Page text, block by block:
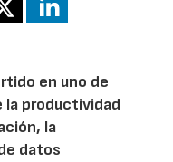
en uno de
la productividad
la
datos